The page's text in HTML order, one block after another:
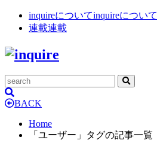
inquireについてinquireについて
連載連載
BACK
Home
「ユーザー」タグの記事一覧